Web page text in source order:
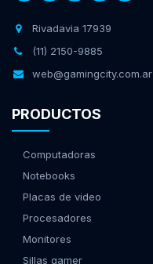
Rivadavia 17939
(11) 2150-9885
web@gamingcity.com.ar
PRODUCTOS
Computadoras
Notebooks
Placas de video
Procesadores
Monitores
Sillas gamer